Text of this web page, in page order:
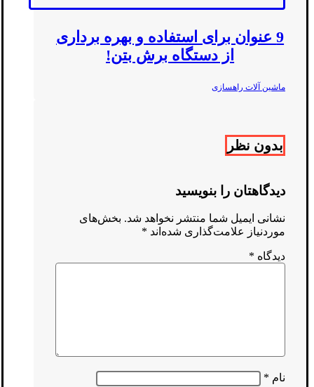
9 عنوان برای استفاده و بهره برداری
از دستگاه برش بتن!
ماشین آلات راهسازی
بدون نظر
دیدگاهتان را بنویسید
نشانی ایمیل شما منتشر نخواهد شد. بخش‌های
موردنیاز علامت‌گذاری شده‌اند *
دیدگاه *
نام *